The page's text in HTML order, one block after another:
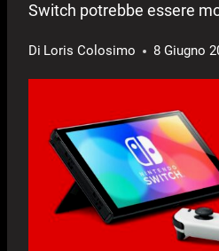
Switch potrebbe essere
Di Loris Colosimo 8 Giugno